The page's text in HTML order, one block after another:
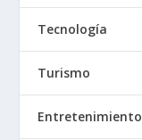
Tecnología
Turismo
Entretenimiento